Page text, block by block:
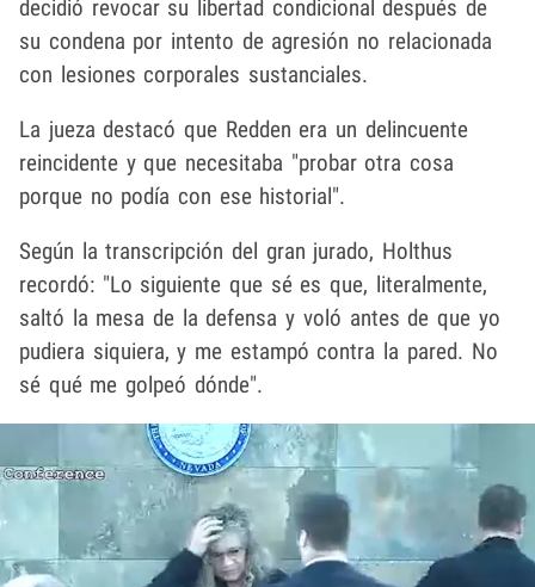
decidió revocar su libertad condicional después de
su condena por intento de agresión no relacionada
con lesiones corporales sustanciales.
La jueza destacó que Redden era un delincuente
reincidente y que necesitaba "probar otra cosa
porque no podía con ese historial".
Según la transcripción del gran jurado, Holthus
recordó: "Lo siguiente que sé es que, literalmente,
saltó la mesa de la defensa y voló antes de que yo
pudiera siquiera, y me estampó contra la pared. No
sé qué me golpeó dónde".